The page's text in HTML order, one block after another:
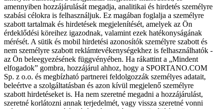
amennyiben hozzájárulását megadja, analitikai és hirdetés személyre
szabási célokra is felhasználjuk. Ez magában foglalja a személyre
szabott tartalmak és hirdetések megjelenítését, amelyek az Ön
érdeklődési köreihez igazodnak, valamint ezek hatékonyságának
mérését. A sütik és mobil hirdetési azonosítók személyre szabott és
nem személyre szabott reklámtevékenységekhez is felhasználhatók -
az Ön beleegyezésének függvényében. Ha rákattint a „Mindent
elfogadok” gombra, hozzájárul ahhoz, hogy a SPORTANO.COM
Sp. z o.o. és megbízható partnerei feldolgozzák személyes adatait,
beleértve a szolgáltatásban és azon kívül megjelenő személyre
szabott hirdetéseket is. Ha nem szeretné megadni a hozzájárulást,
szeretné korlátozni annak terjedelmét, vagy vissza szeretné vonni